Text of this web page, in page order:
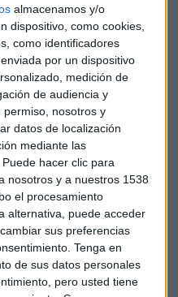
almacenamos y/o
dispositivo, como cookies,
como identificadores
por un dispositivo
medición de
de audiencia y
permiso, nosotros y
datos de localización
mediante las
hacer clic para
nosotros y a nuestros 1538
el procesamiento
alternativa, puede acceder
sus preferencias
Tenga en
de sus datos personales
pero usted tiene
ese es el culpable de la
están cancelando
, insiste. Asegura que no
Wall Street con el
a China en estos valores
lógico que las empresas
explica el experto, "en
importante".
que comprar
aprovechar estas caídas